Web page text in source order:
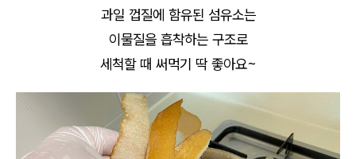
과일 껍질에 함유된 섬유소는
이물질을 흡착하는 구조로
세척할 때 써먹기 딱 좋아요~